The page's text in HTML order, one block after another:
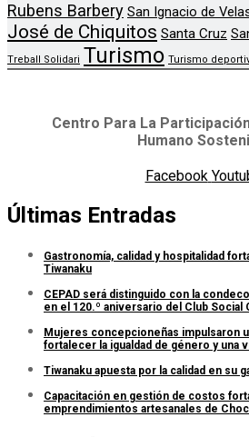
Rubens Barbery San Ignacio de
José de Chiquitos Santa Cruz
Treball Solidari Turismo Turismo
Centro Para La
Humano
Facebook
Últimas Entradas
Gastronomía, calidad y hospitalidad
Tiwanaku
CEPAD será distinguido con la
en el 120.º aniversario del Club Social
Mujeres concepcioneñas impulsaron
fortalecer la igualdad de género y una
Tiwanaku apuesta por la calidad en su
Capacitación en gestión de costos
emprendimientos artesanales de